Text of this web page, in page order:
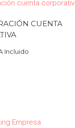
CUENTA
Incluido